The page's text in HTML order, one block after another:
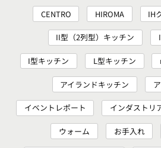
CENTRO HIROMA IH
II型（2列型）キッチン
I型キッチン L型キッチン
アイランドキッチン
イベントレポート インダストリ
ウォーム お手入れ